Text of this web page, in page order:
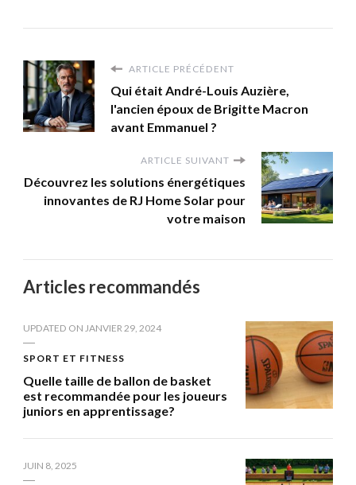
ARTICLE PRÉCÉDENT
Qui était André-Louis Auzière,
l'ancien époux de Brigitte Macron
avant Emmanuel ?
ARTICLE SUIVANT
Découvrez les solutions énergétiques
innovantes de RJ Home Solar pour
votre maison
Articles recommandés
UPDATED ON JANVIER 29, 2024
SPORT ET FITNESS
Quelle taille de ballon de basket
est recommandée pour les joueurs
juniors en apprentissage?
JUIN 8, 2025